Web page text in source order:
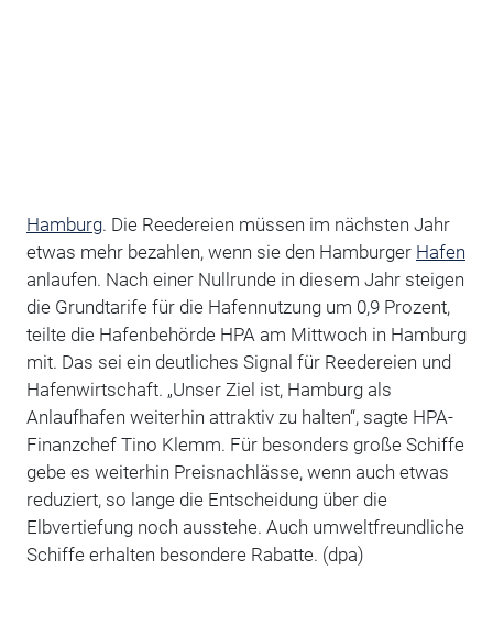
Hamburg. Die Reedereien müssen im nächsten Jahr
etwas mehr bezahlen, wenn sie den Hamburger Hafen
anlaufen. Nach einer Nullrunde in diesem Jahr steigen
die Grundtarife für die Hafennutzung um 0,9 Prozent,
teilte die Hafenbehörde HPA am Mittwoch in Hamburg
mit. Das sei ein deutliches Signal für Reedereien und
Hafenwirtschaft. „Unser Ziel ist, Hamburg als
Anlaufhafen weiterhin attraktiv zu halten“, sagte HPA-
Finanzchef Tino Klemm. Für besonders große Schiffe
gebe es weiterhin Preisnachlässe, wenn auch etwas
reduziert, so lange die Entscheidung über die
Elbvertiefung noch ausstehe. Auch umweltfreundliche
Schiffe erhalten besondere Rabatte. (dpa)